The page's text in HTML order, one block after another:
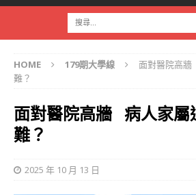
HOME 179期大學線
面對醫院高
難？
面對醫院高牆 病人家屬
難？
2025 年 10 月 13 日